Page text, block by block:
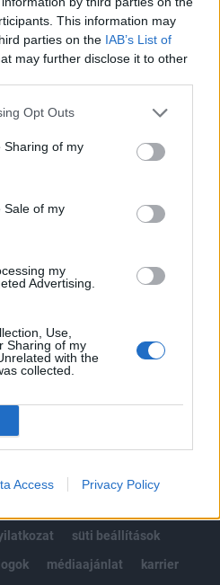
This information may
parties on the IAB’s List of
may further disclose it to other
Opt Outs
Sharing of my
Sale of my
my
Advertising.
Use,
Sharing of my
with the
collected.
Access Privacy Policy
hírarchívumához
2 év napon belüli
BEJELENTKEZÉS
süti beállítások
médiaajánlat karrier